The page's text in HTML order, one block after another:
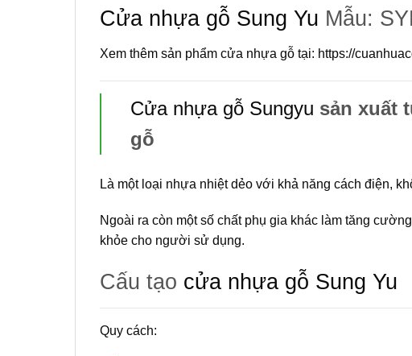
Cửa nhựa gỗ Sung Yu Mẫu:
Xem thêm sản phẩm cửa nhựa gỗ tại: https://
Cửa nhựa gỗ Sungyu sản xuất
gỗ
Là một loại nhựa nhiệt dẻo với khả năng cách điện,
Ngoài ra còn một số chất phụ gia khác làm tăng
khỏe cho người sử dụng.
Cấu tạo cửa nhựa gỗ Sung Yu
Quy cách: